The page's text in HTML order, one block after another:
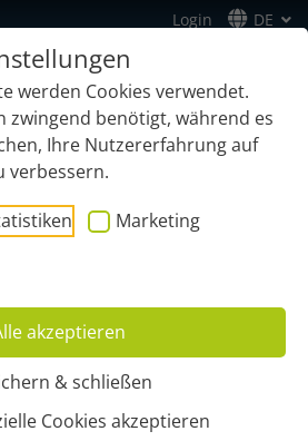
werden Cookies verwendet.
zwingend benötigt, während es
Ihre Nutzererfahrung auf
verbessern.
Marketing
akzeptieren
& schließen
Cookies akzeptieren
Login DE